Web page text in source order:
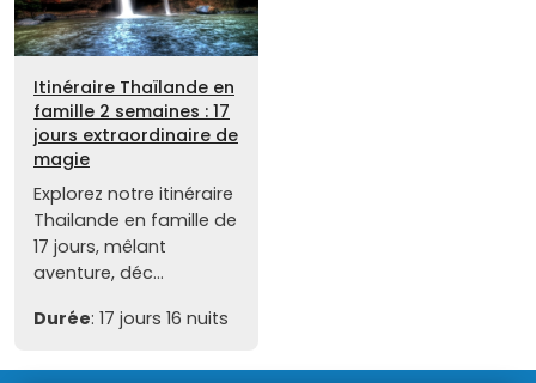
Itinéraire Thaïlande en
famille 2 semaines : 17
jours extraordinaire de
magie
Explorez notre itinéraire
Thailande en famille de
17 jours, mêlant
aventure, déc...
Durée: 17 jours 16 nuits